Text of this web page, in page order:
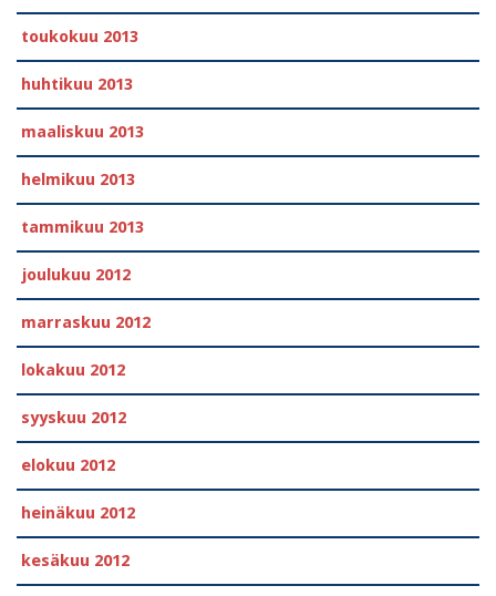
toukokuu 2013
huhtikuu 2013
maaliskuu 2013
helmikuu 2013
tammikuu 2013
joulukuu 2012
marraskuu 2012
lokakuu 2012
syyskuu 2012
elokuu 2012
heinäkuu 2012
kesäkuu 2012